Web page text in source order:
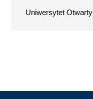
Uniwersytet Otwarty